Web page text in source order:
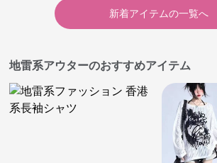
新着アイテムの一覧へ
地雷系アウターのおすすめアイテム